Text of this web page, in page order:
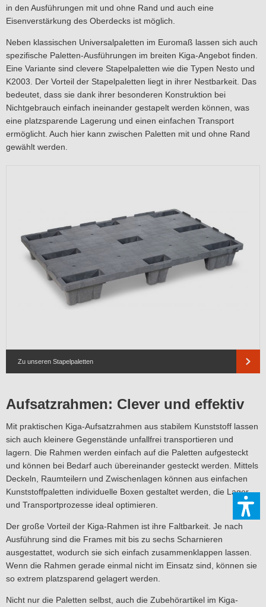
in den Ausführungen mit und ohne Rand und auch eine
Eisenverstärkung des Oberdecks ist möglich.
Neben klassischen Universalpaletten im Euromaß lassen sich auch
spezifische Paletten-Ausführungen im breiten Kiga-Angebot finden.
Eine Variante sind clevere Stapelpaletten wie die Typen Nesto und
K2003. Der Vorteil der Stapelpaletten liegt in ihrer Nestbarkeit. Das
bedeutet, dass sie dank ihrer besonderen Konstruktion bei
Nichtgebrauch einfach ineinander gestapelt werden können, was
eine platzsparende Lagerung und einen einfachen Transport
ermöglicht. Auch hier kann zwischen Paletten mit und ohne Rand
gewählt werden.
Zu unseren Stapelpaletten
Aufsatzrahmen: Clever und effektiv
Mit praktischen Kiga-Aufsatzrahmen aus stabilem Kunststoff lassen
sich auch kleinere Gegenstände unfallfrei transportieren und
lagern. Die Rahmen werden einfach auf die Paletten aufgesteckt
und können bei Bedarf auch übereinander gesteckt werden. Mittels
Deckeln, Raumteilern und Zwischenlagen können aus einfachen
Kunststoffpaletten individuelle Boxen gestaltet werden, die Lager-
und Transportprozesse ideal optimieren.
Der große Vorteil der Kiga-Rahmen ist ihre Faltbarkeit. Je nach
Ausführung sind die Frames mit bis zu sechs Scharnieren
ausgestattet, wodurch sie sich einfach zusammenklappen lassen.
Wenn die Rahmen gerade einmal nicht im Einsatz sind, können sie
so extrem platzsparend gelagert werden.
Nicht nur die Paletten selbst, auch die Zubehörartikel im Kiga-